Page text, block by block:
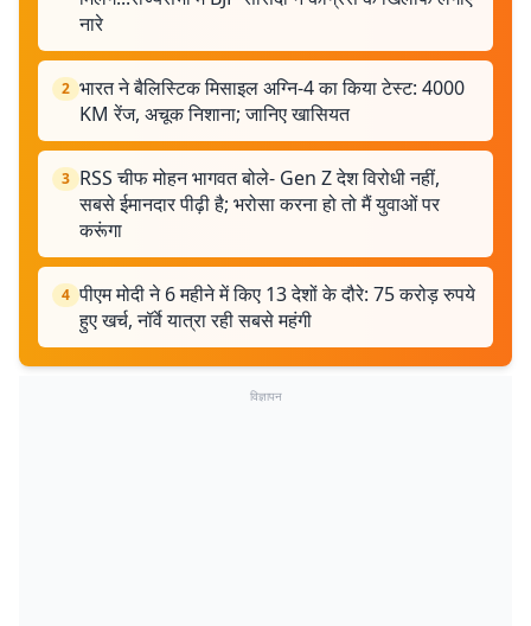
नारे
2 भारत ने बैलिस्टिक मिसाइल अग्नि-4 का किया टेस्ट: 4000
KM रेंज, अचूक निशाना; जानिए खासियत
3 RSS चीफ मोहन भागवत बोले- Gen Z देश विरोधी नहीं,
सबसे ईमानदार पीढ़ी है; भरोसा करना हो तो मैं युवाओं पर
करूंगा
4 पीएम मोदी ने 6 महीने में किए 13 देशों के दौरे: 75 करोड़ रुपये
हुए खर्च, नॉर्वे यात्रा रही सबसे महंगी
विज्ञापन